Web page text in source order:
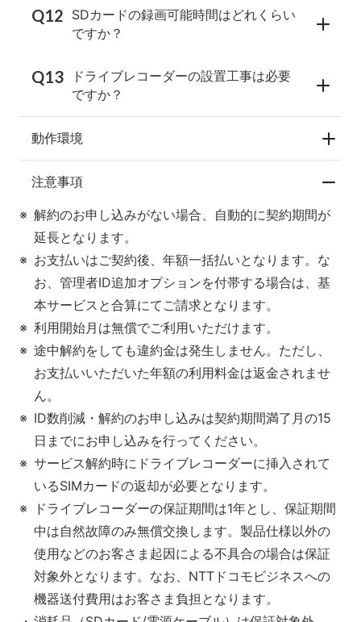
SDカードの録画可能時間はどれくらい
ですか？
ドライブレコーダーの設置工事は必要
ですか？
動作環境
注意事項
解約のお申し込みがない場合、自動的に契約期間が
延長となります。
お支払いはご契約後、年額一括払いとなります。な
お、管理者ID追加オプションを付帯する場合は、基
本サービスと合算にてご請求となります。
利用開始月は無償でご利用いただけます。
途中解約をしても違約金は発生しません。ただし、
お支払いいただいた年額の利用料金は返金されませ
ん。
ID数削減・解約のお申し込みは契約期間満了月の15
日までにお申し込みを行ってください。
サービス解約時にドライブレコーダーに挿入されて
いるSIMカードの返却が必要となります。
ドライブレコーダーの保証期間は1年とし、保証期間
中は自然故障のみ無償交換します。製品仕様以外の
使用などのお客さま起因による不具合の場合は保証
対象外となります。なお、NTTドコモビジネスへの
機器送付費用はお客さま負担となります。